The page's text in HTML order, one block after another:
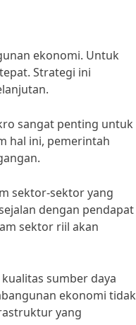
ekonomi. Untuk
Strategi ini
sangat penting untuk
hal ini, pemerintah
sektor-sektor yang
dengan pendapat
sektor riil akan
sumber daya
ekonomi tidak
yang